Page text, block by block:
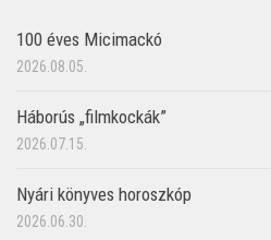
100 éves Micimackó
2026.08.05.
Háborús „filmkockák”
2026.07.15.
Nyári könyves horoszkóp
2026.06.30.